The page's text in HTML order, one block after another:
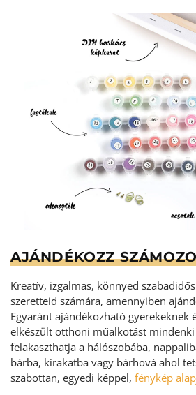
AJÁNDÉKOZZ
Kreatív, izgalmas, könnyed
szeretteid számára, amennyiben
Egyaránt ajándékozható gyerekeknek
elkészült otthoni műalkotást
felakaszthatja a hálószobába,
bárba, kirakatba vagy bárhová ahol
szabottan, egyedi képpel, fénykép